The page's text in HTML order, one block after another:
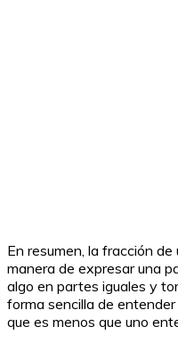
En resumen, la fracción
manera de expresar una
algo en partes iguales y
forma sencilla de
que es menos que uno